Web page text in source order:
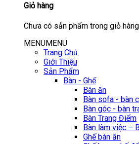
Giỏ hàng
Chưa có sản phẩm trong giỏ
MENUMENU
Trang Chủ
Giới Thiệu
Sản Phẩm
Bàn - Ghế
Bàn ăn
Bàn sofa - bàn
Bàn góc - bàn
Bàn Trang Điểm
Bàn làm việc –
Ghế bàn ăn